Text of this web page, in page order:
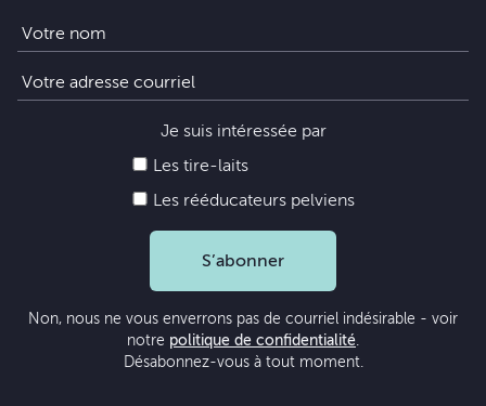
Je suis intéressée par
Les tire-laits
Les rééducateurs pelviens
S’abonner
Non, nous ne vous enverrons pas de courriel indésirable - voir
notre politique de confidentialité.
Désabonnez-vous à tout moment.